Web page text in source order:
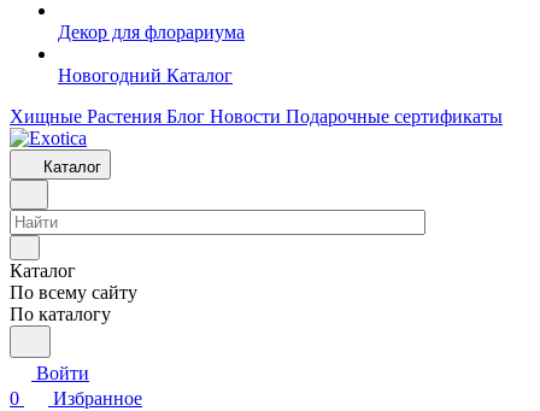
Декор для флорариума
Новогодний Каталог
Хищные Растения Блог Новости Подарочные сертификаты
Каталог
Каталог
По всему сайту
По каталогу
Войти
0
Избранное